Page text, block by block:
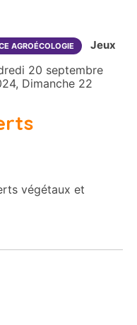
AGROÉCOLOGIE Jeux
20 septembre
Dimanche 22
végétaux et